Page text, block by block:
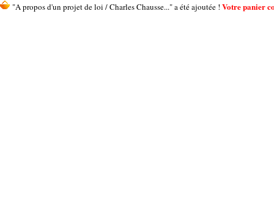
"A propos d'un projet de loi / Charles Chausse..." a été ajoutée ! Votre panier